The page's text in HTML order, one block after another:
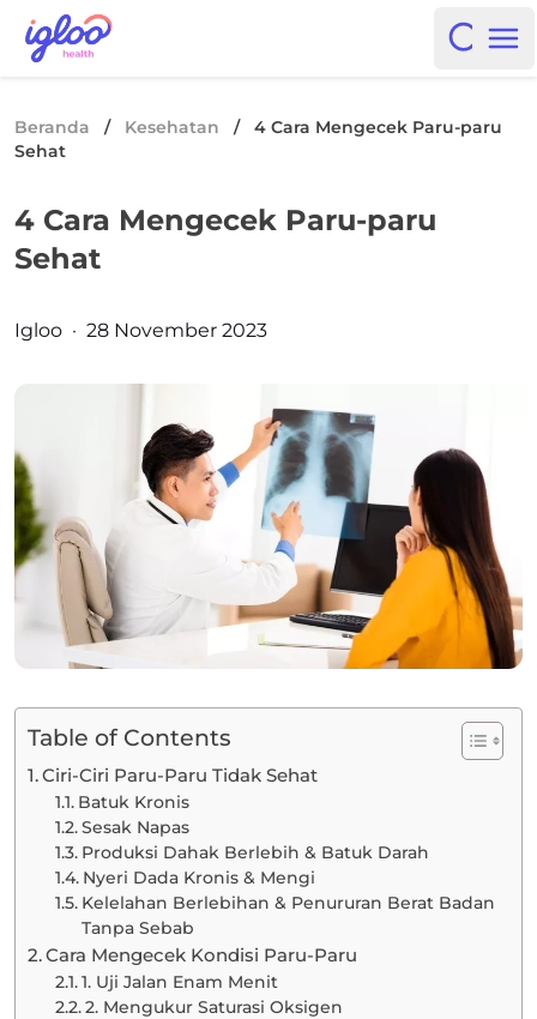
Skip to content
Igloo Blog
Open
Beranda / Kesehatan /
4 Cara Mengecek Paru-paru
Sehat
4 Cara Mengecek Paru-paru
Sehat
Posted by
Igloo · 28 November 2023
Table of Contents
Ciri-Ciri Paru-Paru Tidak Sehat
Batuk Kronis
Sesak Napas
Produksi Dahak Berlebih & Batuk Darah
Nyeri Dada Kronis & Mengi
Kelelahan Berlebihan & Penururan Berat Badan
Tanpa Sebab
Cara Mengecek Kondisi Paru-Paru
1. Uji Jalan Enam Menit
2. Mengukur Saturasi Oksigen